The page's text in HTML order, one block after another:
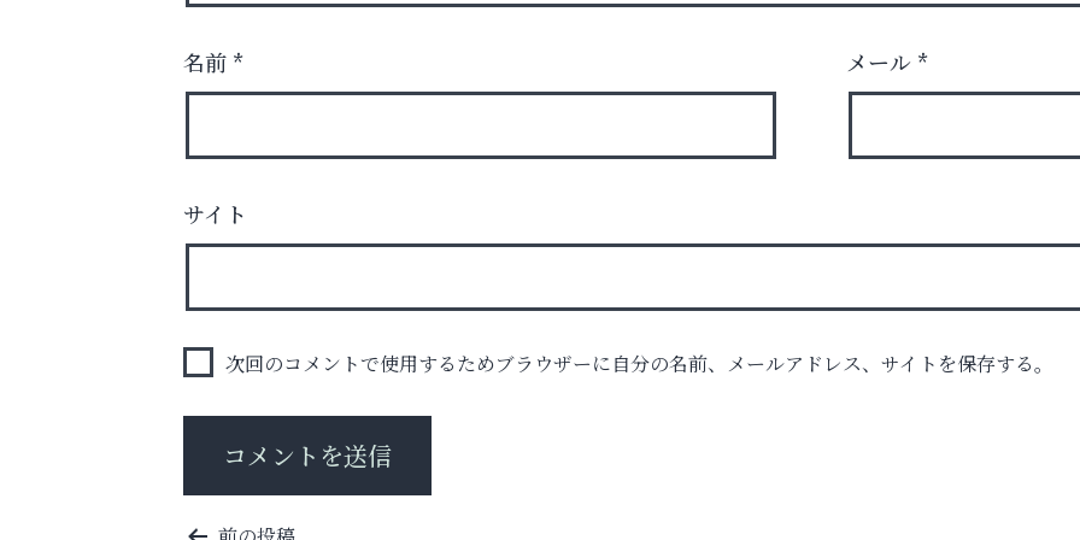
便利屋ファースト
名前 * メール *
サイト
次回のコメントで使用するためブラウザーに自分の名前、メールアドレス、サイトを保存する。